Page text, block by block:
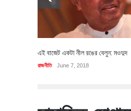
এই বাজেট একটা নীল রঙের বেলুন: মওদুদ
রাজনীতি June 7, 2018